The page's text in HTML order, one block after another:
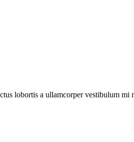
lobortis a ullamcorper vestibulum